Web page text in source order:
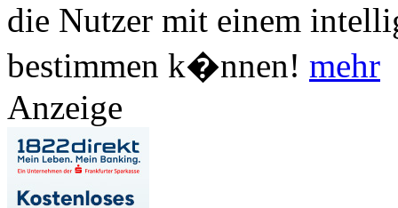
die Nutzer mit einem
bestimmen k�nnen! mehr
Anzeige